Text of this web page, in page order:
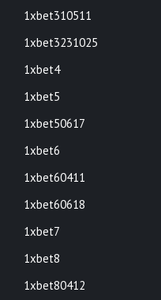
1xbet310511
1xbet3231025
1xbet4
1xbet5
1xbet50617
1xbet6
1xbet60411
1xbet60618
1xbet7
1xbet8
1xbet80412